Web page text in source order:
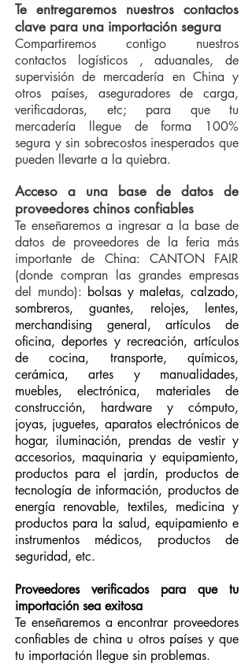
Te entregaremos nuestros contactos
clave para una importación segura
Compartiremos contigo nuestros
contactos logísticos , aduanales, de
supervisión de mercadería en China y
otros países, aseguradores de carga,
verificadoras, etc; para que tu
mercadería llegue de forma 100%
segura y sin sobrecostos inesperados que
pueden llevarte a la quiebra.
Acceso a una base de datos de
proveedores chinos confiables
Te enseñaremos a ingresar a la base de
datos de proveedores de la feria más
importante de China: CANTON FAIR
(donde compran las grandes empresas
del mundo): bolsas y maletas, calzado,
sombreros, guantes, relojes, lentes,
merchandising general, artículos de
oficina, deportes y recreación, artículos
de cocina, transporte, químicos,
cerámica, artes y manualidades,
muebles, electrónica, materiales de
construcción, hardware y cómputo,
joyas, juguetes, aparatos electrónicos de
hogar, iluminación, prendas de vestir y
accesorios, maquinaria y equipamiento,
productos para el jardín, productos de
tecnología de información, productos de
energía renovable, textiles, medicina y
productos para la salud, equipamiento e
instrumentos médicos, productos de
seguridad, etc.
Proveedores verificados para que tu
importación sea exitosa
Te enseñaremos a encontrar proveedores
confiables de china u otros países y que
tu importación llegue sin problemas.